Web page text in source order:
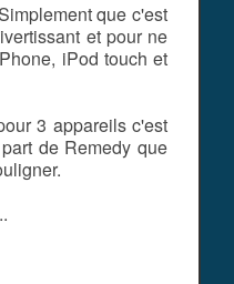
que c'est
et pour ne
iPod touch et
3 appareils c'est
de Remedy que